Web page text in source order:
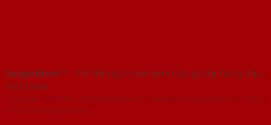
SaigonDoor™ - Hệ thống Showroom cửa gỗ đẹp hàng đầu
Việt Nam
Copyright ⓒ 2016 – 2026 SaigonDoor™ - www.bancuagodep.com | Đơn
vị chủ quản SaigonDoor